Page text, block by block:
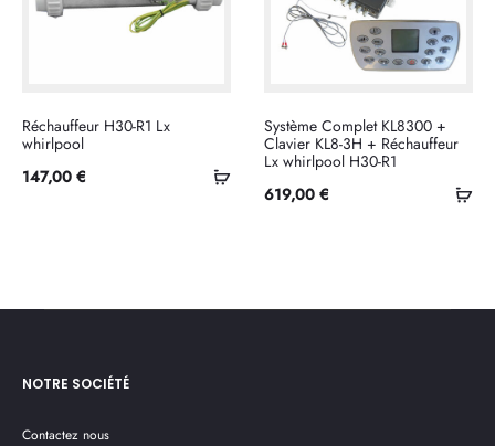
Ajouter
Réchauffeur H30-R1 Lx
whirlpool
147,00 €
Système Complet KL8300 +
Clavier KL8-3H + Réchauffeur
Lx whirlpool H30-R1
619,00 €
NOTRE SOCIÉTÉ
Contactez nous